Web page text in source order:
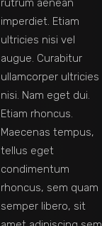
rutrum aenean
imperdiet. Etiam
ultricies nisi vel
augue. Curabitur
ullamcorper ultricies
nisi. Nam eget dui.
Etiam rhoncus.
Maecenas tempus,
tellus eget
condimentum
rhoncus, sem quam
semper libero, sit